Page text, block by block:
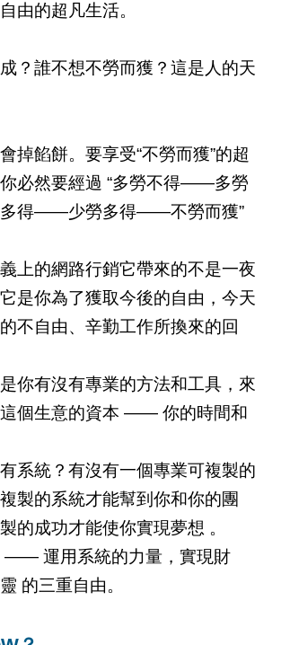
由的超凡生活。
？誰不想不勞而獲？這是人的天
掉餡餅。要享受“不勞而獲”的超
必然要經過 “多勞不得——多勞
得——少勞多得——不勞而獲”
上的網路行銷它帶來的不是一夜
是你為了獲取今後的自由，今天
不自由、辛勤工作所換來的回
你有沒有專業的方法和工具，來
個生意的資本 —— 你的時間和
系統？有沒有一個專業可複製的
製的系統才能幫到你和你的團
的成功才能使你實現夢想 。
—— 運用系統的力量，實現財
的三重自由。